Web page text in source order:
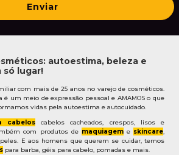
Enviar
autoestima, beleza e
só lugar!
com mais de 25 anos no varejo de cosméticos.
é um meio de expressão pessoal e AMAMOS o que
vidas pela autoestima e autocuidado.
cabeloscabelos cacheados, crespos, lisos e
com produtos de maquiageme skincare,
E aos homens que querem se cuidar, temos
para barba, géis para cabelo, pomadas e mais.